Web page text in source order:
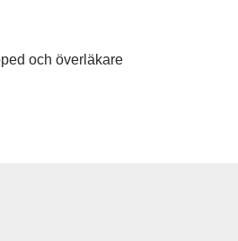
och överläkare